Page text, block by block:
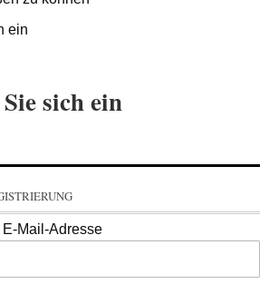
ein
sich ein
Mail-Adresse